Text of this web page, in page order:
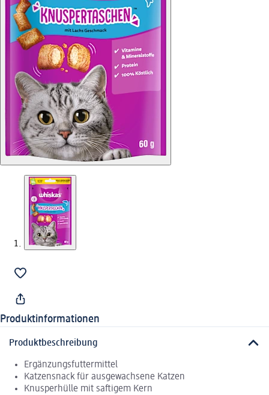
Produktinformationen
Produktbeschreibung
Ergänzungsfuttermittel
Katzensnack für ausgewachsene Katzen
Knusperhülle mit saftigem Kern